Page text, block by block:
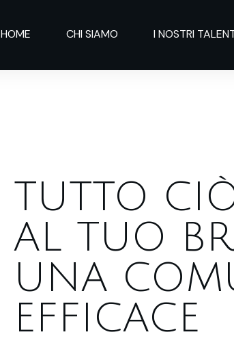
HOME CHI SIAMO I NOSTRI
TUTTO
AL TUO
UNA
EFFICACE